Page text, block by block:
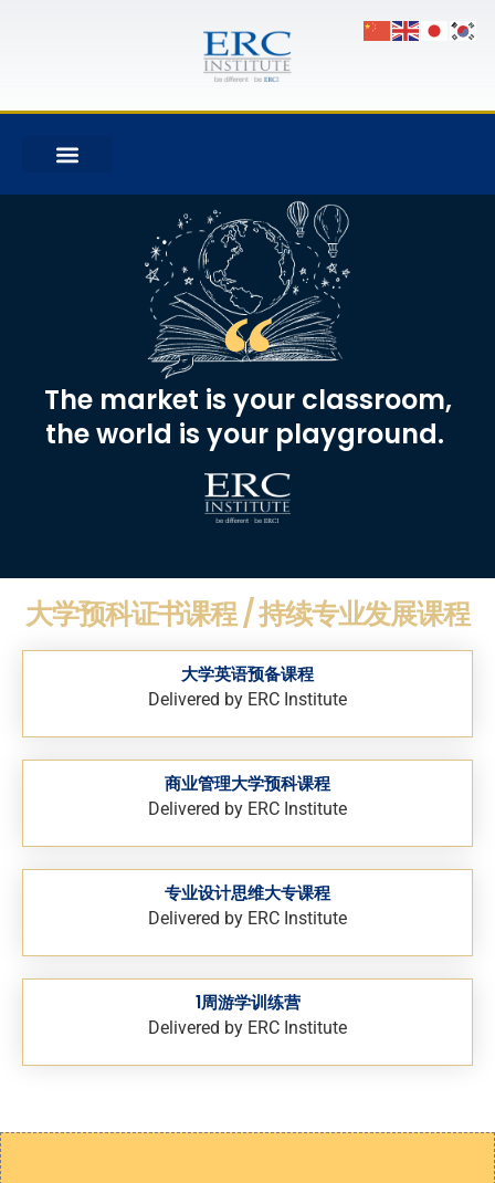
The market is your classroom,
the world is your playground. ​
大学预科证书课程 / 持续专业发展课程
大学英语预备课程
Delivered by ERC Institute
商业管理大学预科课程
Delivered by ERC Institute
专业设计思维大专课程
Delivered by ERC Institute
1周游学训练营
Delivered by ERC Institute